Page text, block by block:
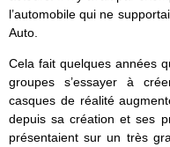
l’automobile qui ne
Auto.
Cela fait quelques années
groupes s’essayer à
casques de réalité
depuis sa création et ses
présentaient sur un très